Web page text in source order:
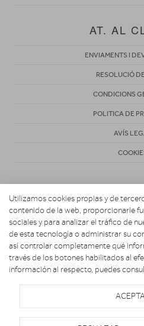
AT. AL
ENVIAMENTS I
RESOLUCIÓ
CONDICIONS
POLITICA DE
AVÍS
Copyright 2026.
Utilizamos cookies propias y de
contenido de la web, proporcionarle
sociales y para analizar el tráfico de
de esta tecnología o administrar su
así controlar completamente qué
través de los botones habilitados al
información al respecto, puedes